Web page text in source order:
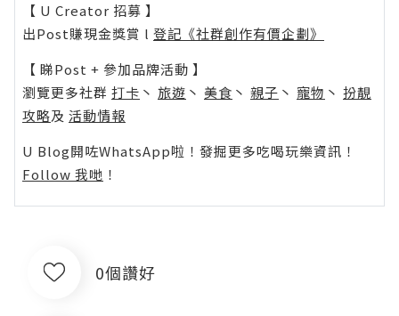
【 U Creator 招募 】
出Post賺現金獎賞 l 登記《社群創作有價企劃》
【 睇Post + 參加品牌活動 】
瀏覽更多社群 打卡 丶 旅遊 丶 美食 丶 親子 丶 寵物 丶 扮靚
攻略及 活動情報
U Blog開咗WhatsApp啦！發掘更多吃喝玩樂資訊！
Follow 我哋 ！
0個讚好